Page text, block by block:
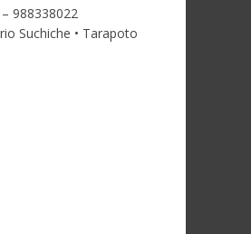
988338022
Suchiche • Tarapoto